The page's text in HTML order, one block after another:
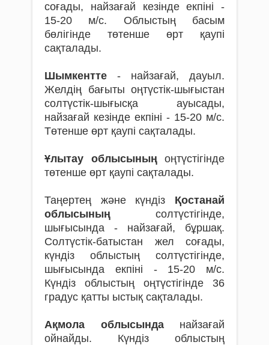
соғады, найзағай кезінде екпіні -
15-20 м/с. Облыстың басым
бөлігінде төтенше өрт қаупі
сақталады.
Шымкентте - найзағай, дауыл.
Желдің бағыты оңтүстік-шығыстан
солтүстік-шығысқа ауысады,
найзағай кезінде екпіні - 15-20 м/с.
Төтенше өрт қаупі сақталады.
Ұлытау облысыныңоңтүстігінде
төтенше өрт қаупі сақталады.
Таңертең және күндіз Қостанай
облысының солтүстігінде,
шығысында - найзағай, бұршақ.
Солтүстік-батыстан жел соғады,
күндіз облыстың солтүстігінде,
шығысында екпіні - 15-20 м/с.
Күндіз облыстың оңтүстігінде 36
градус қатты ыстық сақталады.
Ақмола облысынданайзағай
ойнайды. Күндіз облыстың